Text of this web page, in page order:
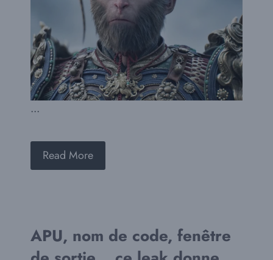
...
Read More
APU, nom de code, fenêtre